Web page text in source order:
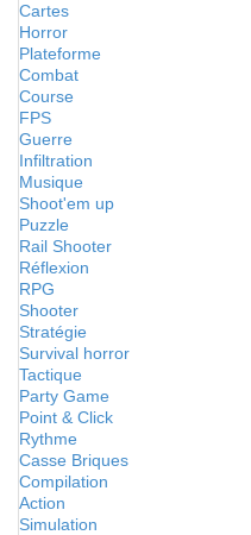
Cartes
Horror
Plateforme
Combat
Course
FPS
Guerre
Infiltration
Musique
Shoot'em up
Puzzle
Rail Shooter
Réflexion
RPG
Shooter
Stratégie
Survival horror
Tactique
Party Game
Point & Click
Rythme
Casse Briques
Compilation
Action
Simulation